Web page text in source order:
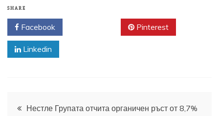
SHARE
Facebook Pinterest
Linkedin
Навигация
Нестле Групата отчита органичен ръст от 8,7%